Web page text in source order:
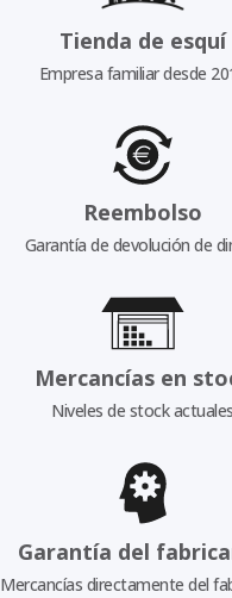
Tienda de esquí
Empresa familiar desde
Reembolso
Garantía de devolución de
Mercancías en
Niveles de stock actuales
Garantía del
Mercancías directamente del